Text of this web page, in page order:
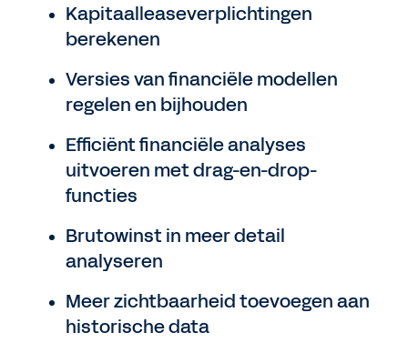
Kapitaalleaseverplichtingen
berekenen
Versies van financiële modellen
regelen en bijhouden
Efficiënt financiële analyses
uitvoeren met drag-en-drop-
functies
Brutowinst in meer detail
analyseren
Meer zichtbaarheid toevoegen aan
historische data